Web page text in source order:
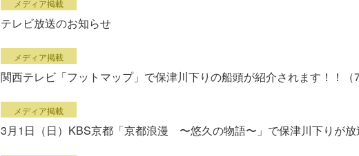
メディア掲載
テレビ放送のお知らせ
メディア掲載
関西テレビ「フットマップ」で保津川下りの船頭が紹介されます！！（
メディア掲載
3月1日（日）KBS京都「京都浪漫 〜悠久の物語〜」で保津川下りが放